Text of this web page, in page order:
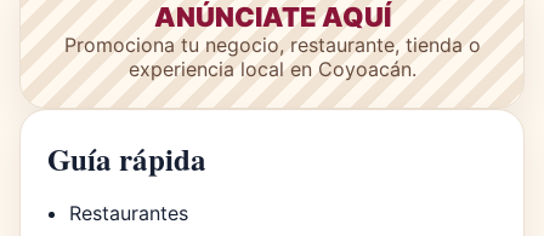
ANÚNCIATE AQUÍ
Promociona tu negocio, restaurante, tienda o
experiencia local en Coyoacán.
Guía rápida
Restaurantes